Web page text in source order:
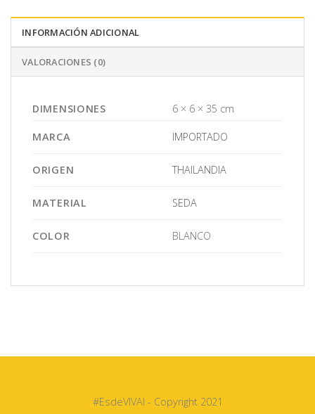
INFORMACIÓN ADICIONAL
VALORACIONES (0)
DIMENSIONES 6 × 6 × 35 cm
MARCA IMPORTADO
ORIGEN THAILANDIA
MATERIAL SEDA
COLOR BLANCO
#EsdeVIVAI - Copyright 2021